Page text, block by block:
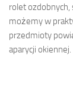
rolet ozdobnych,
możemy w
przedmioty
aparycji okiennej.